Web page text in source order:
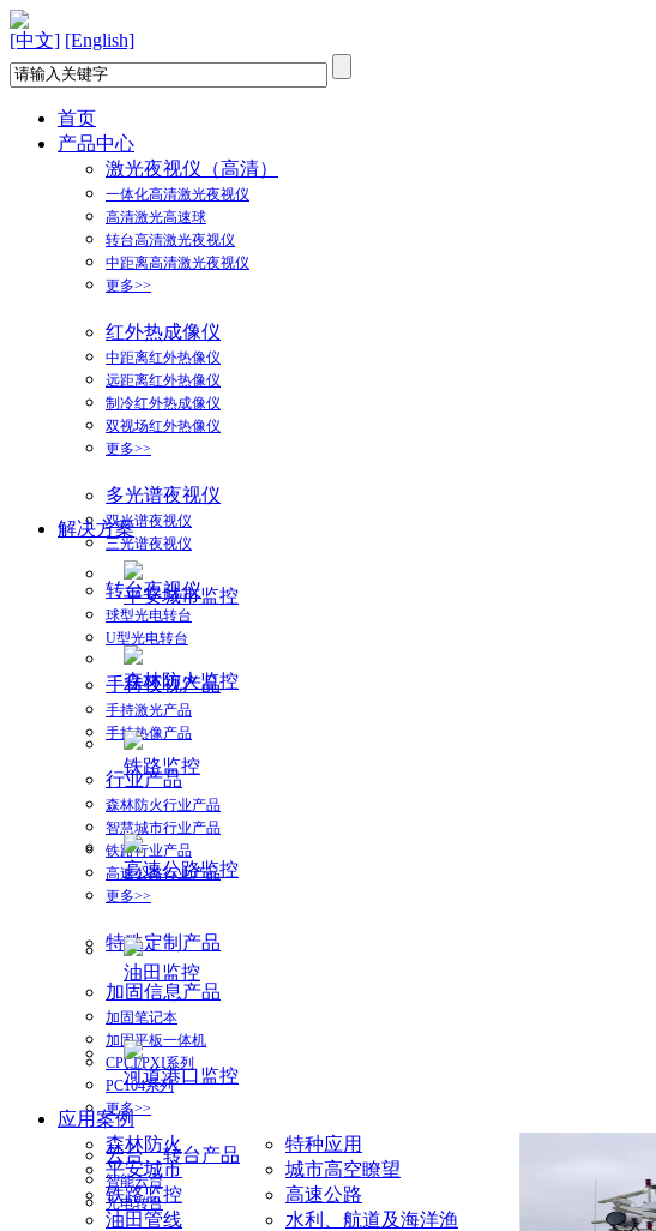
[中文] [English]
首页
产品中心
激光夜视仪（高清）
一体化高清激光夜视仪
高清激光高速球
转台高清激光夜视仪
中距离高清激光夜视仪
更多>>
红外热成像仪
中距离红外热像仪
远距离红外热像仪
制冷红外热成像仪
双视场红外热像仪
更多>>
多光谱夜视仪
双光谱夜视仪
三光谱夜视仪
转台夜视仪
球型光电转台
U型光电转台
手持夜视产品
手持激光产品
手持热像产品
行业产品
森林防火行业产品
智慧城市行业产品
铁路行业产品
高速公路行业产品
更多>>
特殊定制产品
加固信息产品
加固笔记本
加固平板一体机
CPCI/PXI系列
PC104系列
更多>>
云台、转台产品
智能云台
光电转台
解决方案
平安城市监控
森林防火监控
铁路监控
高速公路监控
油田监控
河道港口监控
应用案例
森林防火
特种应用
平安城市
城市高空瞭望
铁路监控
高速公路
油田管线
水利、航道及海洋渔